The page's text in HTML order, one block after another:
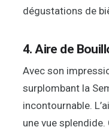
dégustations de
4. Aire de
Avec son
surplombant la
incontournable.
une vue splendide.